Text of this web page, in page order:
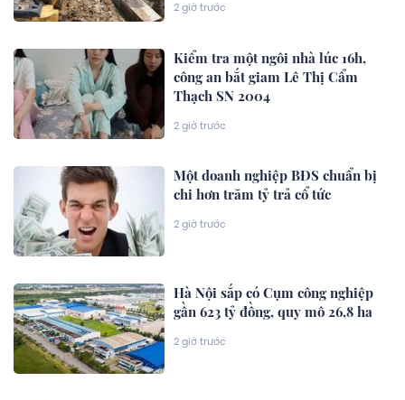
2 giờ trước
Kiểm tra một ngôi nhà lúc 16h,
công an bắt giam Lê Thị Cẩm
Thạch SN 2004
2 giờ trước
Một doanh nghiệp BĐS chuẩn bị
chi hơn trăm tỷ trả cổ tức
2 giờ trước
Hà Nội sắp có Cụm công nghiệp
gần 623 tỷ đồng, quy mô 26,8 ha
2 giờ trước